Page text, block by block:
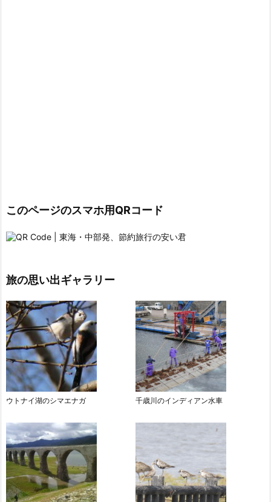
このページのスマホ用QRコード
旅の思い出ギャラリー
ウトナイ湖のシマエナガ 千歳川のインディアン水車